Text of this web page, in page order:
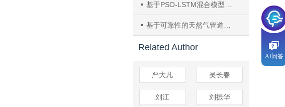
基于PSO-LSTM混合模型的天然气管道多用气节点负荷预测研究
基于可靠性的天然气管道设计和评价技术
Related Author
严大凡 吴长春
刘江 刘振华
AI问答